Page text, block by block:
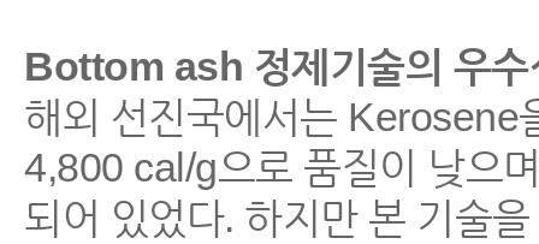
Bottom ash 정제기술의 우수
해외 선진국에서는 Kerosene
4,800 cal/g으로 품질이 낮으
되어 있었다. 하지만 본 기술